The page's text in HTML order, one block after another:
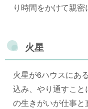
り時間をかけて親密
火星
火星が6ハウスにあ
込み、やり通すこ
の生きがいが仕事